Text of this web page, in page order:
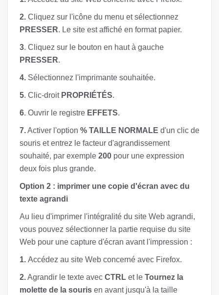
2. Cliquez sur l'icône du menu et sélectionnez
PRESSER. Le site est affiché en format papier.
3. Cliquez sur le bouton en haut à gauche
PRESSER.
4. Sélectionnez l'imprimante souhaitée.
5. Clic-droit PROPRIÉTÉS.
6. Ouvrir le registre EFFETS.
7.Activer l'option % TAILLE NORMALE d'un clic de
souris et entrez le facteur d'agrandissement
souhaité, par exemple 200 pour une expression
deux fois plus grande.
Option 2 : imprimer une copie d'écran avec du
texte agrandi
Au lieu d'imprimer l'intégralité du site Web agrandi,
vous pouvez sélectionner la partie requise du site
Web pour une capture d'écran avant l'impression :
1. Accédez au site Web concerné avec Firefox.
2.Agrandir le texte avec CTRL et le Tournez la
molette de la souris en avant jusqu'à la taille